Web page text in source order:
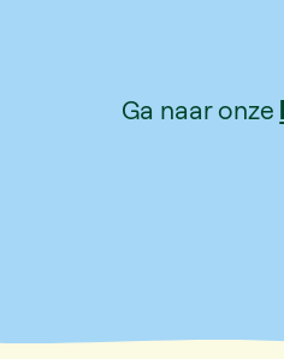
Ga naar onze